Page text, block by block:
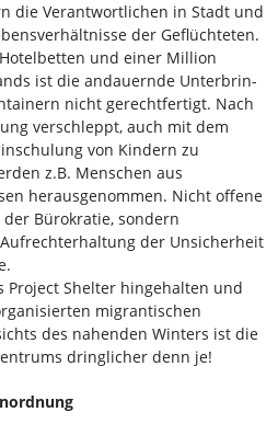
die Verantwortlichen in Stadt und
der Geflüchteten.
und einer Million
ist die andauernde Unterbrin­
nicht gerecht­fertigt. Nach
ver­schleppt, auch mit dem
von Kindern zu
z.B. Menschen aus
herausgenommen. Nicht offene
Bürokratie, sondern
der Unsicherheit
Project Shelter hinge­halten und
migrantischen
des nahenden Winters ist die
dringlicher denn je!